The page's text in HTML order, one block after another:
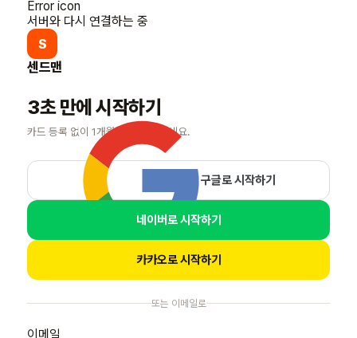
Error icon
서버와 다시 연결하는 중
S
센드맨
3초 만에 시작하기
카드 등록 없이 1개월 무료로 써보세요.
구글로 시작하기
네이버로 시작하기
카카오로 시작하기
또는 이메일로
이메일